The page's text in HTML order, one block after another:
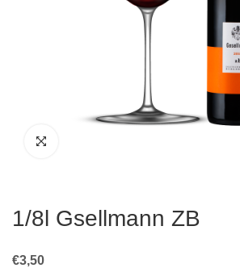
1/8l Gsellmann ZB
€3,50